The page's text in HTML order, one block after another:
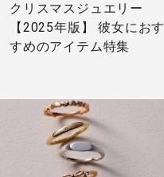
クリスマスジュエリー
【2025年版】 彼女におす
すめのアイテム特集